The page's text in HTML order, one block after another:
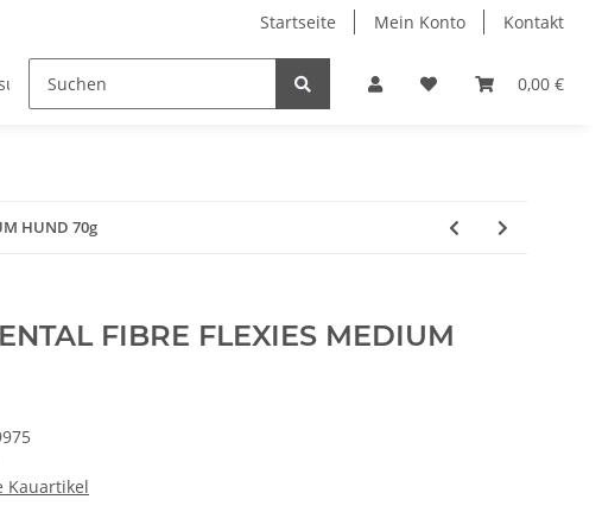
Startseite Mein Konto Kontakt
0,00 €
Gehörschutz bogar -
HUND 70g
FIBRE FLEXIES MEDIUM
Kauartikel